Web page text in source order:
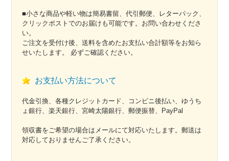
■小さな商品や軽い物は簡易書留、代引郵便、レターパック、
クリックポストでのお届けも可能です。お問い合わせくださ
い。
ご注文を受付け後、送料を含めたお支払い合計額等をお知ら
せいたします。 必ずご確認ください。
お支払い方法について
代金引換、各種クレジットカード、コンビニ後払い、ゆうち
ょ銀行、楽天銀行、宮崎太陽銀行、郵便振替、PayPal
領収書をご希望の場合はメールにて対応いたします。郵送は
対応しておりませんご了承ください。